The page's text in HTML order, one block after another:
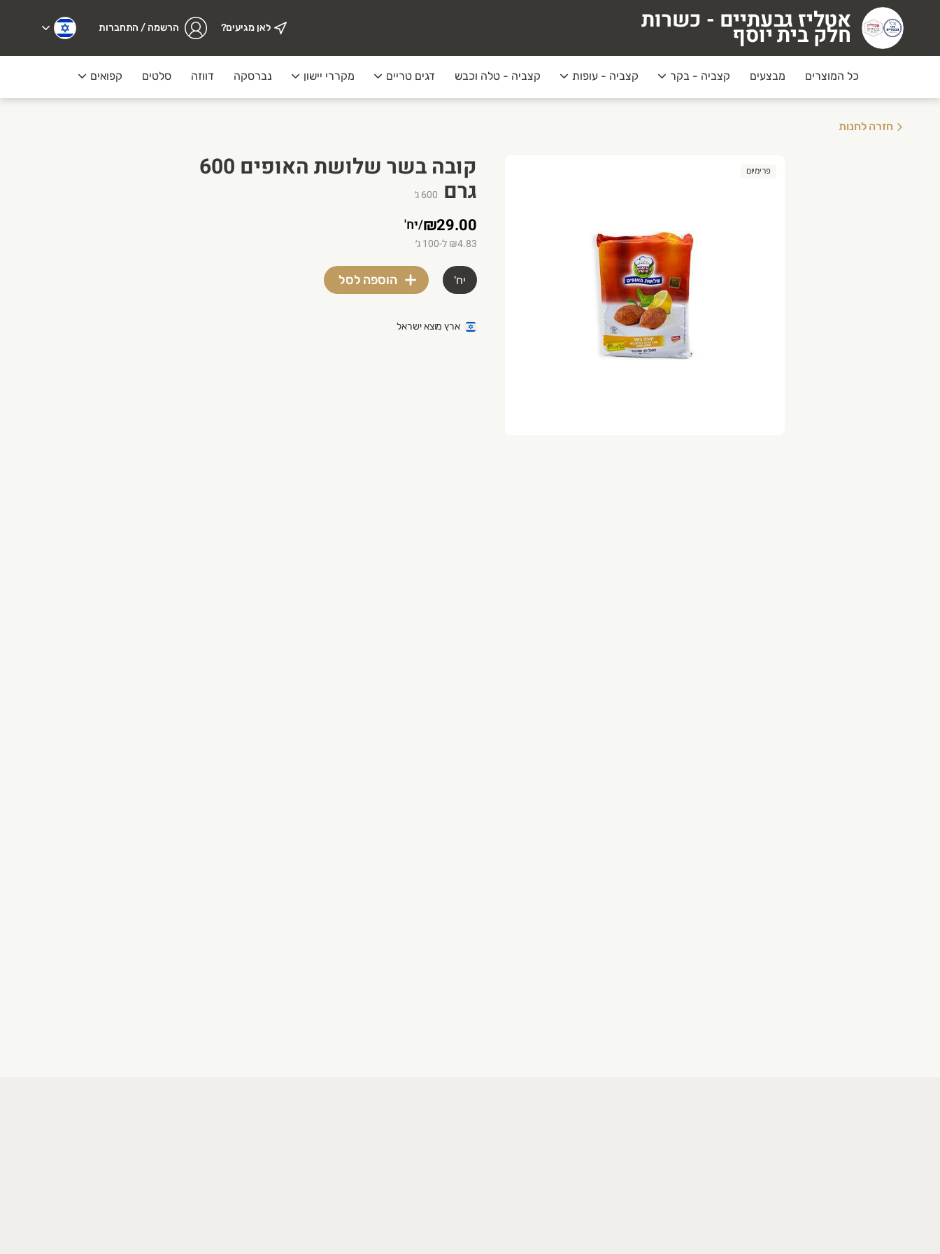
אטליז גבעתיים - כשרות חלק בית יוסף
אטליז גבעתיים - כשרות
חלק בית יוסף לאן מגיעים? הרשמה / התחברות
כל המוצרים מבצעים קצביה - בקר קצביה - עופות קצביה - טלה וכבש דגים טריים מקררי יישון נברסקה דווזה סלטים קפואים
חזרה לחנות
פרימיום קובה בשר שלושת האופים 600
גרם 600ג׳
₪29.00
/יח'
₪4.83 ל-100 ג׳
יח' הוספה לסל
ארץ מוצא ישראל